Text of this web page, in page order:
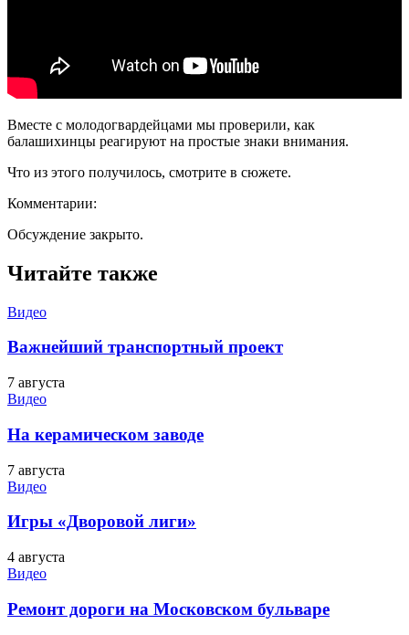
Вместе с молодогвардейцами мы проверили, как
балашихинцы реагируют на простые знаки внимания.
Что из этого получилось, смотрите в сюжете.
Комментарии:
Обсуждение закрыто.
Читайте также
Видео
Важнейший транспортный проект
7 августа
Видео
На керамическом заводе
7 августа
Видео
Игры «Дворовой лиги»
4 августа
Видео
Ремонт дороги на Московском бульваре